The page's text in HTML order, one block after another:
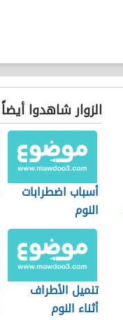
الزوار شاهدوا أيضاً
أسباب اضطرابات
النوم
تنميل الأطراف
أثناء النوم